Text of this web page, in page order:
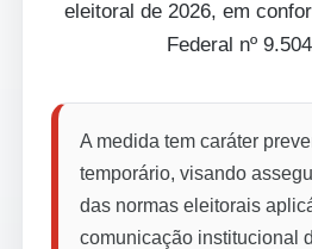
eleitoral de 2026, em
Federal nº
A medida tem caráter
temporário, visando
das normas eleitorais
comunicação institucional